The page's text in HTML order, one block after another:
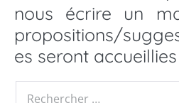
nous écrire un
propositions/
es seront